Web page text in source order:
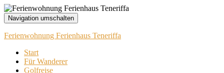
Navigation umschalten
Ferienwohnung Ferienhaus Teneriffa
Start
Für Wanderer
Golfreise